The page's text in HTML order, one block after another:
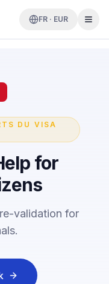
FR · EUR
DU VISA
for
validation for